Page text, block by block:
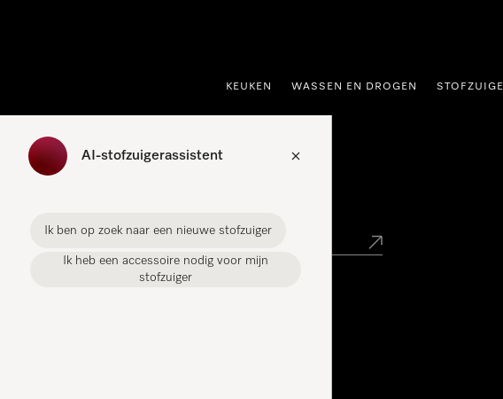
KEUKEN WASSEN EN DROGEN
AI-stofzuigerassistent
Ik ben op zoek naar een nieuwe stofzuiger
Ik heb een accessoire nodig voor mijn
stofzuiger